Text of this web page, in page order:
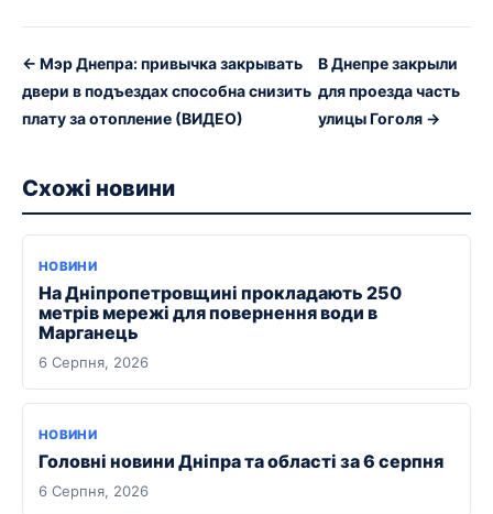
← Мэр Днепра: привычка закрывать
двери в подъездах способна снизить
плату за отопление (ВИДЕО)
В Днепре закрыли
для проезда часть
улицы Гоголя →
Схожі новини
НОВИНИ
На Дніпропетровщині прокладають 250
метрів мережі для повернення води в
Марганець
6 Серпня, 2026
НОВИНИ
Головні новини Дніпра та області за 6 серпня
6 Серпня, 2026